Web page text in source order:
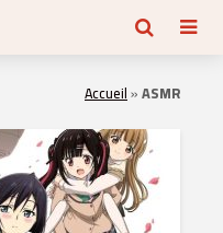
Accueil»ASMR